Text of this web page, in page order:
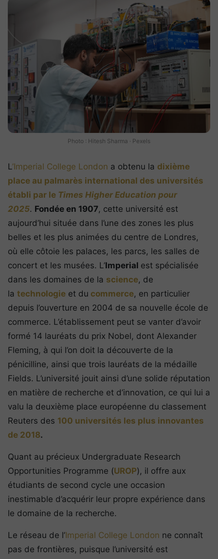
Photo : Hitesh Sharma · Pexels
L’Imperial College London a obtenu la dixième
place au palmarès international des universités
établi par le Times Higher Education pour
2025. Fondée en 1907, cette université est
aujourd’hui située dans l’une des zones les plus
belles et les plus animées du centre de Londres,
où elle côtoie les palaces, les parcs, les salles de
concert et les musées. L’Imperial est spécialisée
dans les domaines de la science, de
la technologie et du commerce, en particulier
depuis l’ouverture en 2004 de sa nouvelle école de
commerce. L’établissement peut se vanter d’avoir
formé 14 lauréats du prix Nobel, dont Alexander
Fleming, à qui l’on doit la découverte de la
pénicilline, ainsi que trois lauréats de la médaille
Fields. L’université jouit ainsi d’une solide réputation
en matière de recherche et d’innovation, ce qui lui a
valu la deuxième place européenne du classement
Reuters des 100 universités les plus innovantes
de 2018.
Quant au précieux Undergraduate Research
Opportunities Programme (UROP), il offre aux
étudiants de second cycle une occasion
inestimable d’acquérir leur propre expérience dans
le domaine de la recherche.
Le réseau de l’Imperial College London ne connaît
pas de frontières, puisque l’université est